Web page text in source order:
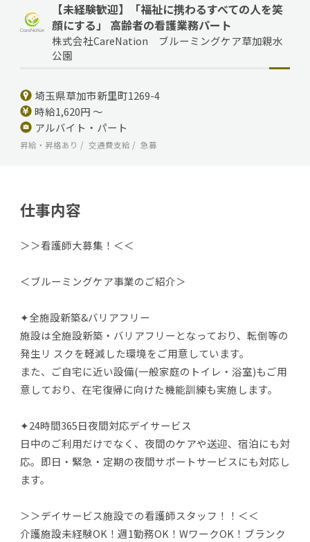
【未経験歓迎】「福祉に携わるすべての人を笑
顔にする」 高齢者の看護業務パート
株式会社CareNation ブルーミングケア草加親水
公園
埼玉県草加市新里町1269-4
時給1,620円 ～
アルバイト・パート
昇給・昇格あり 交通費支給 急募
仕事内容
＞＞看護師大募集！＜＜
＜ブルーミングケア事業のご紹介＞
✦全施設新築&バリアフリー
施設は全施設新築・バリアフリーとなっており、転倒等の
発生リ スクを軽減した環境をご用意しています。
また、ご自宅に近い設備(一般家庭のトイレ・浴室)もご用
意しており、在宅復帰に向けた機能訓練も実施します。
✦24時間365日夜間対応デイサービス
日中のご利用だけでなく、夜間のケアや送迎、宿泊にも対
応。即日・緊急・定期の夜間サポートサービスにも対応し
ます。
＞＞デイサービス施設での看護師スタッフ！！＜＜
介護施設未経験OK！週1勤務OK！WワークOK！ブランク